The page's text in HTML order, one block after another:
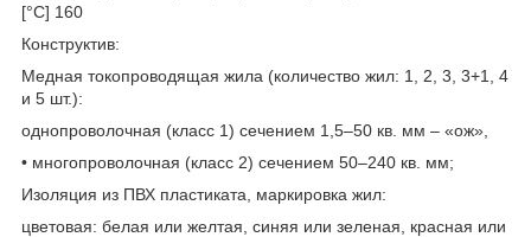
[°С] 160
Конструктив:
Медная токопроводящая жила (количество жил: 1, 2, 3, 3+1, 4
и 5 шт.):
однопроволочная (класс 1) сечением 1,5–50 кв. мм – «ож»,
• многопроволочная (класс 2) сечением 50–240 кв. мм;
Изоляция из ПВХ пластиката, маркировка жил:
цветовая: белая или желтая, синяя или зеленая, красная или